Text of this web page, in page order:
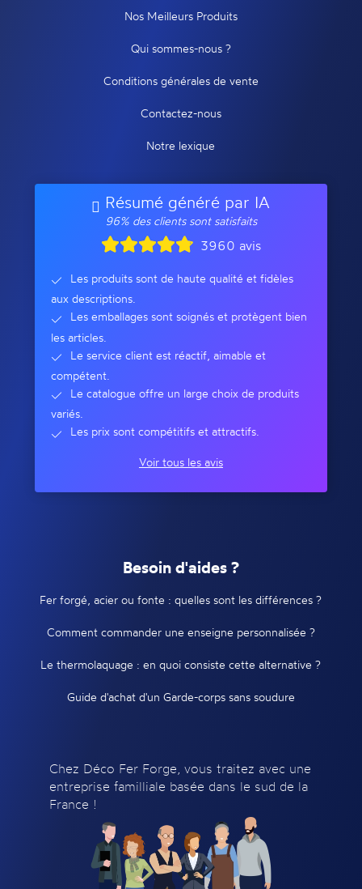
Nos Meilleurs Produits
Qui sommes-nous ?
Conditions générales de vente
Contactez-nous
Notre lexique
Résumé généré par IA
96% des clients sont satisfaits
3960 avis
Les produits sont de haute qualité et fidèles
aux descriptions.
Les emballages sont soignés et protègent bien
les articles.
Le service client est réactif, aimable et
compétent.
Le catalogue offre un large choix de produits
variés.
Les prix sont compétitifs et attractifs.
Voir tous les avis
Besoin d'aides ?
Fer forgé, acier ou fonte : quelles sont les différences ?
Comment commander une enseigne personnalisée ?
Le thermolaquage : en quoi consiste cette alternative ?
Guide d'achat d'un Garde-corps sans soudure
Chez Déco Fer Forge, vous traitez avec une
entreprise familliale basée dans le sud de la
France !